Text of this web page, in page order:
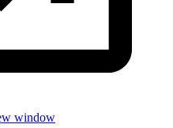
window